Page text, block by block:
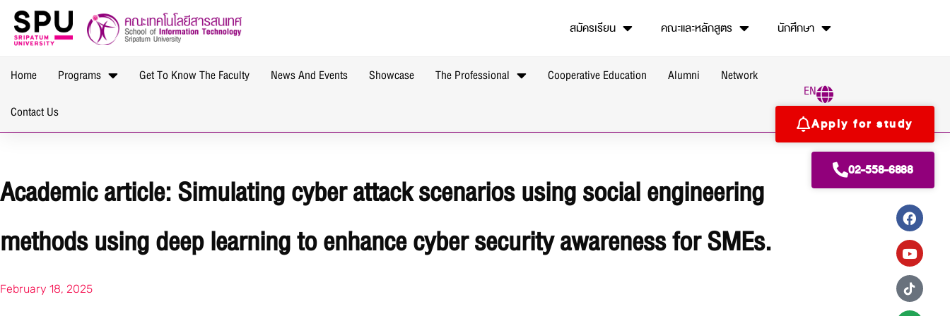
สมัครเรียน คณะและหลักสูตร นักศึกษา
Home Programs Get To Know The Faculty News And Events Showcase The Professional Cooperative Education Alumni
Network
Contact Us
EN
Apply for study
02-558-6888
Academic article: Simulating cyber attack scenarios using social engineering
methods using deep learning to enhance cyber security awareness for SMEs.
February 18, 2025